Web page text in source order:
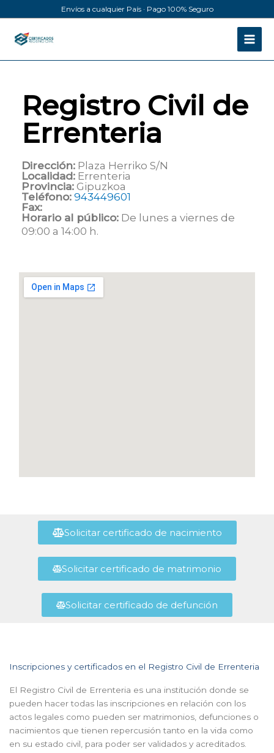
al
contenido
Envíos a cualquier País · Pago 100% Seguro
Registro Civil de
Errenteria
Dirección: Plaza Herriko S/N
Localidad: Errenteria
Provincia: Gipuzkoa
Teléfono: 943449601
Fax:
Horario al público: De lunes a viernes de
09:00 a 14:00 h.
Solicitar certificado de nacimiento
Solicitar certificado de matrimonio
Solicitar certificado de defunción
Inscripciones y certificados en el Registro Civil de Errenteria
El Registro Civil de Errenteria es una institución donde se
pueden hacer todas las inscripciones en relación con los
actos legales como pueden ser matrimonios, defunciones o
nacimientos que tienen repercusión tanto en la vida como
en su estado civil, para poder ser validados y acreditados.